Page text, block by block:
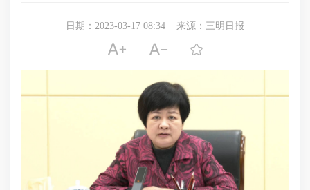
日期：2023-03-17 08:34 来源：三明日报
  